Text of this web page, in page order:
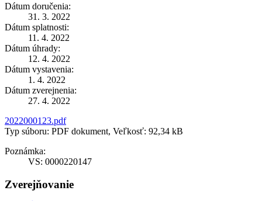
Dátum doručenia:
31. 3. 2022
Dátum splatnosti:
11. 4. 2022
Dátum úhrady:
12. 4. 2022
Dátum vystavenia:
1. 4. 2022
Dátum zverejnenia:
27. 4. 2022
2022000123.pdf
Typ súboru: PDF dokument, Veľkosť: 92,34 kB
Poznámka:
VS: 0000220147
Zverejňovanie